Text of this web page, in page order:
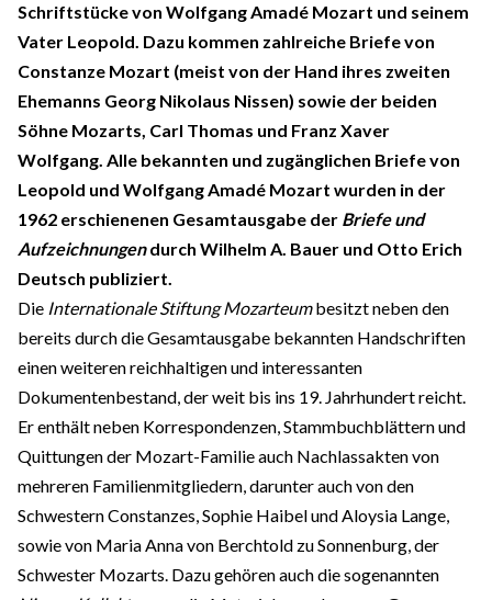
Schriftstücke von Wolfgang Amadé Mozart und seinem
Vater Leopold. Dazu kommen zahlreiche Briefe von
Constanze Mozart (meist von der Hand ihres zweiten
Ehemanns Georg Nikolaus Nissen) sowie der beiden
Söhne Mozarts, Carl Thomas und Franz Xaver
Wolfgang. Alle bekannten und zugänglichen Briefe von
Leopold und Wolfgang Amadé Mozart wurden in der
1962 erschienenen Gesamtausgabe der Briefe und
Aufzeichnungendurch Wilhelm A. Bauer und Otto Erich
Deutsch publiziert.
Die Internationale Stiftung Mozarteumbesitzt neben den
bereits durch die Gesamtausgabe bekannten Handschriften
einen weiteren reichhaltigen und interessanten
Dokumentenbestand, der weit bis ins 19. Jahrhundert reicht.
Er enthält neben Korrespondenzen, Stammbuchblättern und
Quittungen der Mozart-Familie auch Nachlassakten von
mehreren Familienmitgliedern, darunter auch von den
Schwestern Constanzes, Sophie Haibel und Aloysia Lange,
sowie von Maria Anna von Berchtold zu Sonnenburg, der
Schwester Mozarts. Dazu gehören auch die sogenannten